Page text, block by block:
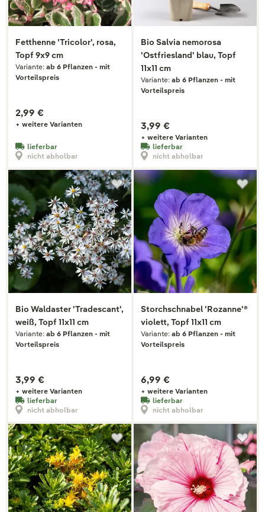
Fetthenne 'Tricolor', rosa,
Topf 9x9 cm
Variante: ab 6 Pflanzen - mit
Vorteilspreis
2,99 €
+ weitere Varianten
lieferbar
nicht abholbar
Bio Salvia nemorosa
'Ostfriesland' blau, Topf
11x11 cm
Variante: ab 6 Pflanzen - mit
Vorteilspreis
3,99 €
+ weitere Varianten
lieferbar
nicht abholbar
Bio Waldaster 'Tradescant',
weiß, Topf 11x11 cm
Variante: ab 6 Pflanzen - mit
Vorteilspreis
3,99 €
+ weitere Varianten
lieferbar
nicht abholbar
Storchschnabel 'Rozanne'®
violett, Topf 11x11 cm
Variante: ab 6 Pflanzen - mit
Vorteilspreis
6,99 €
+ weitere Varianten
lieferbar
nicht abholbar